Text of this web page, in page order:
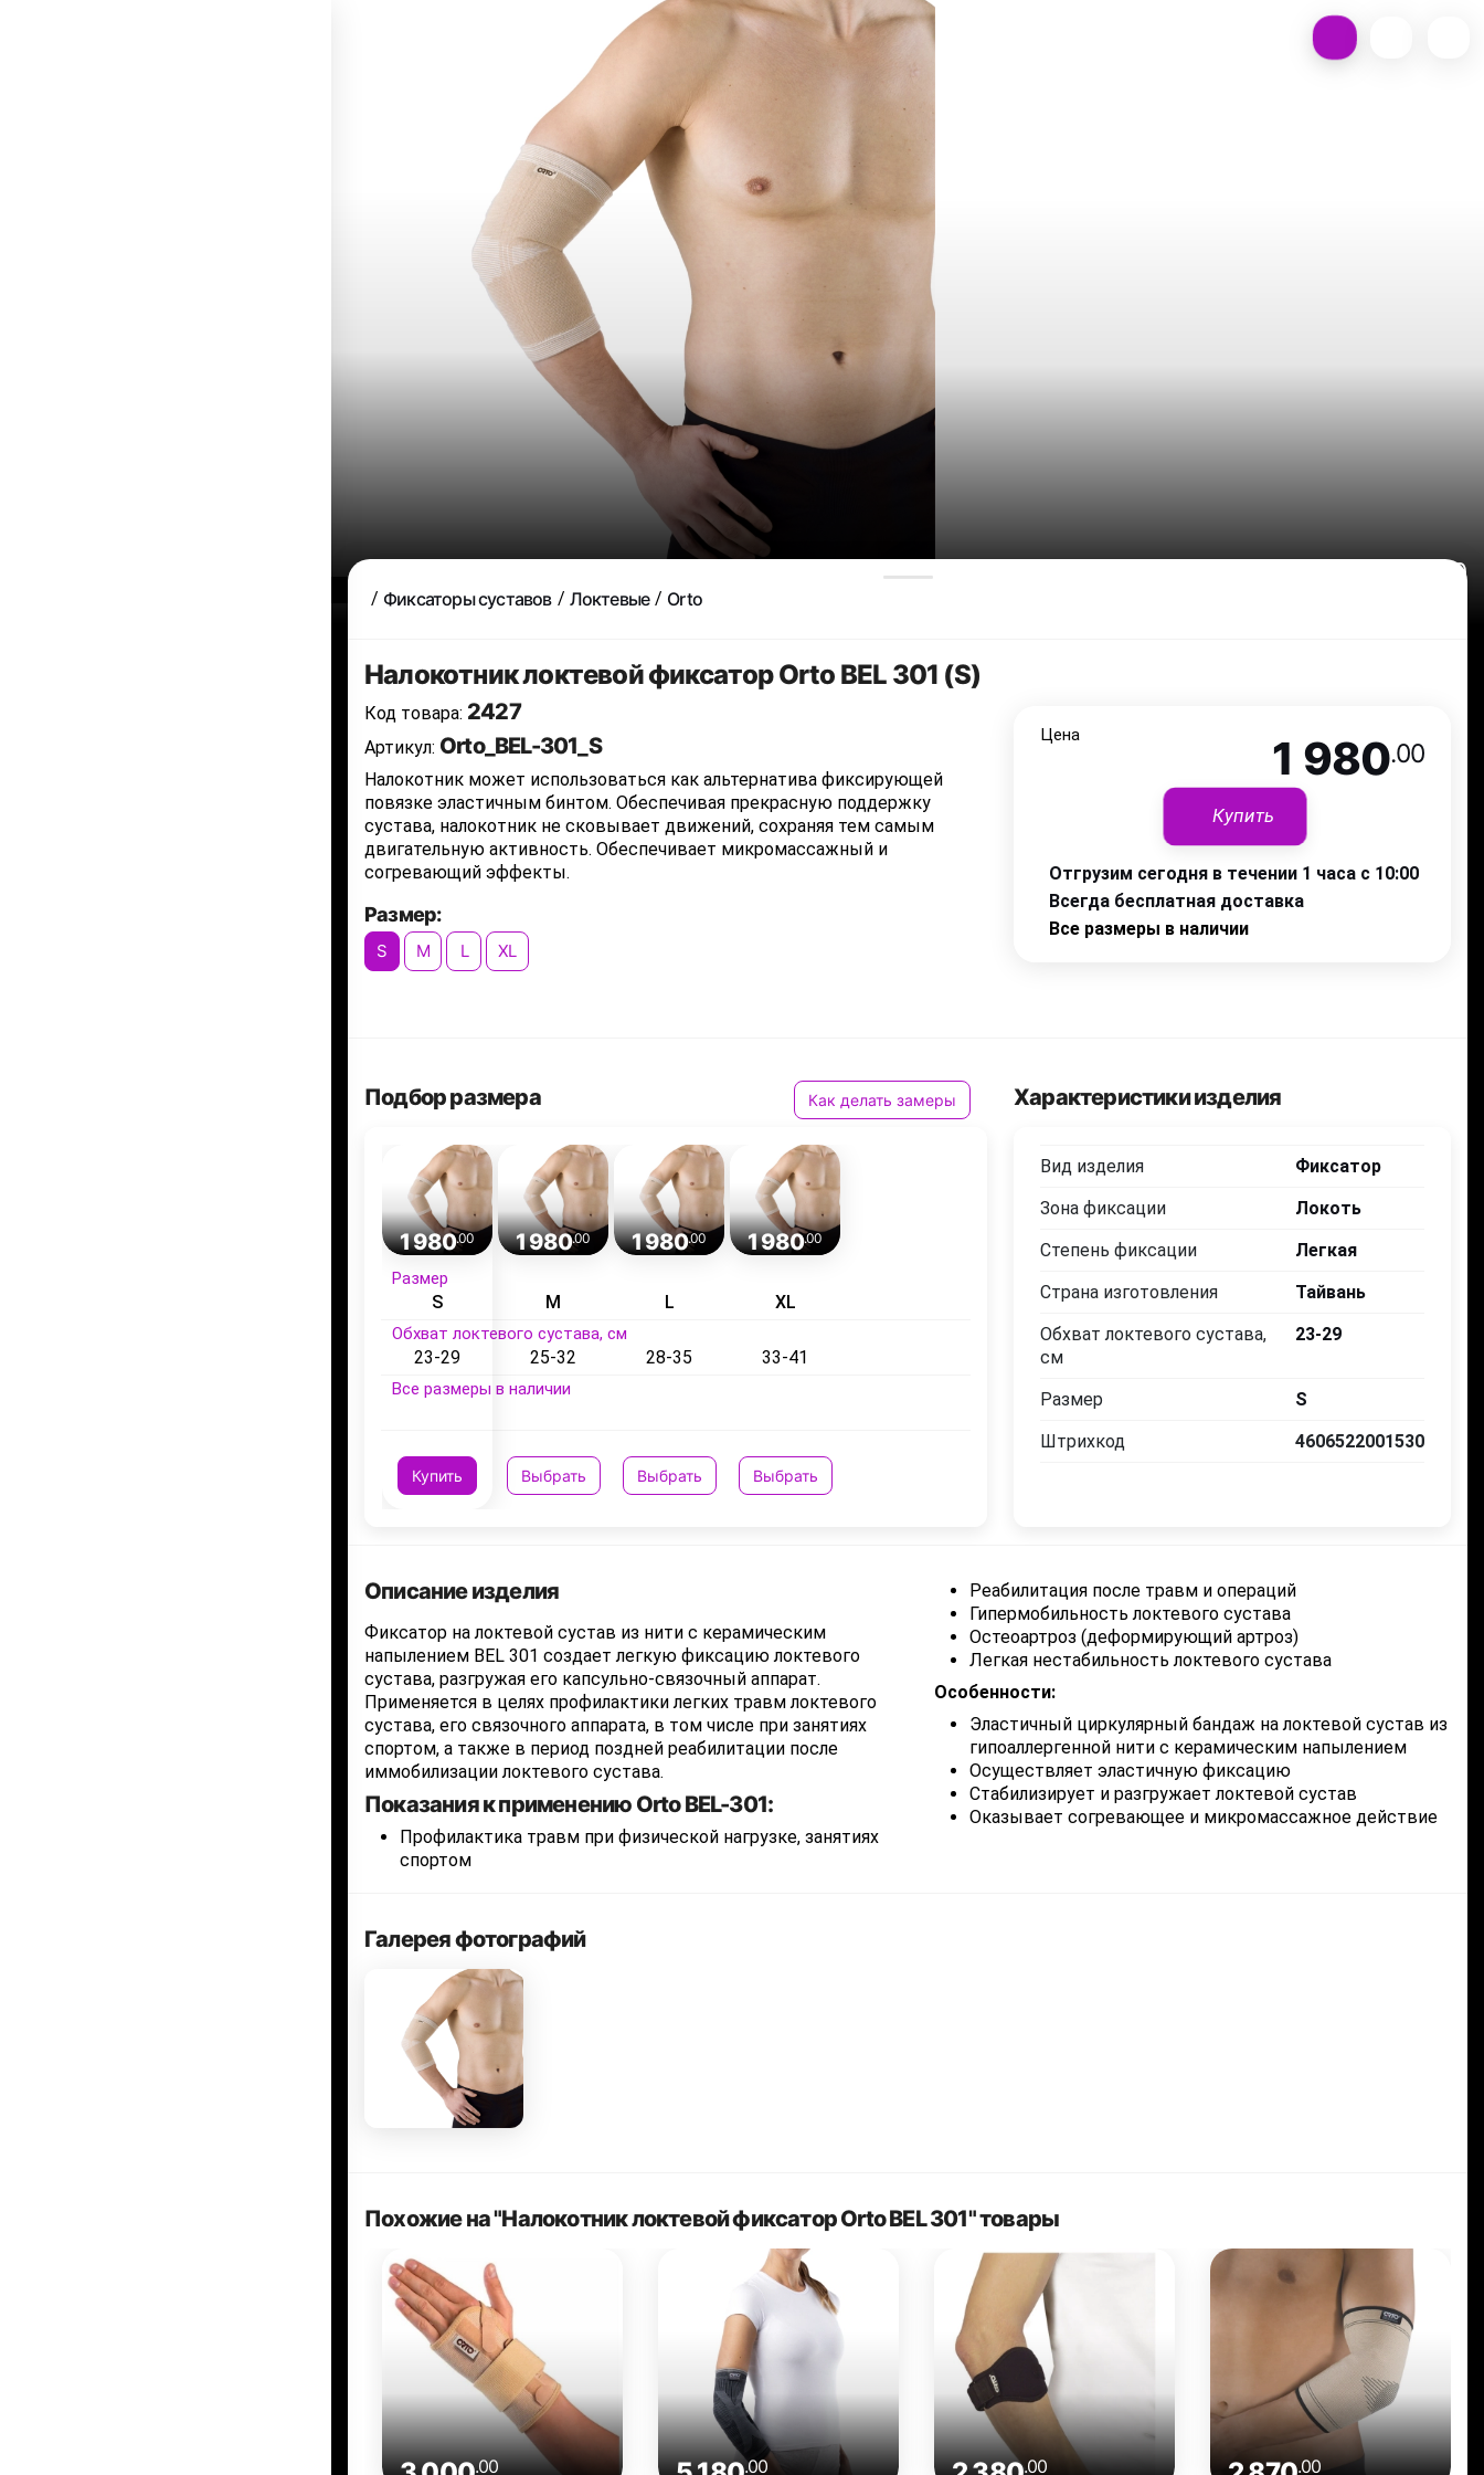
1 980 .00
Фиксаторы суставов Локтевые Orto
Налокотник локтевой фиксатор Orto BEL 301 (S)
Код товара: 2427
Артикул: Orto_BEL-301_S
Налокотник может использоваться как альтернатива фиксирующей
повязке эластичным бинтом. Обеспечивая прекрасную поддержку
сустава, налокотник не сковывает движений, сохраняя тем самым
двигательную активность. Обеспечивает микромассажный и
согревающий эффекты.
Размер:
S M L XL
Цена 1 980.00
Купить
Отгрузим сегодня в течении 1 часа с 10:00
Всегда бесплатная доставка
Все размеры в наличии
Подбор размера Как делать замеры
Размер
Обхват локтевого сустава, см
Все размеры в наличии
1 980.00
S
23-29
Купить
1 980.00
M
25-32
Выбрать
1 980.00
L
28-35
Выбрать
1 980.00
XL
33-41
Выбрать
Характеристики изделия
Вид изделия
Фиксатор
Зона фиксации
Локоть
Степень фиксации
Легкая
Страна изготовления
Тайвань
Обхват локтевого сустава,
см
23-29
Размер
S
Штрихкод
4606522001530
Описание изделия
Фиксатор на локтевой сустав из нити с керамическим
напылением BEL 301 создает легкую фиксацию локтевого
сустава, разгружая его капсульно-связочный аппарат.
Применяется в целях профилактики легких травм локтевого
сустава, его связочного аппарата, в том числе при занятиях
спортом, а также в период поздней реабилитации после
иммобилизации локтевого сустава.
Показания к применению Orto BEL-301:
Профилактика травм при физической нагрузке, занятиях
спортом
Реабилитация после травм и операций
Гипермобильность локтевого сустава
Остеоартроз (деформирующий артроз)
Легкая нестабильность локтевого сустава
Особенности:
Эластичный циркулярный бандаж на локтевой сустав из
гипоаллергенной нити с керамическим напылением
Осуществляет эластичную фиксацию
Стабилизирует и разгружает локтевой сустав
Оказывает согревающее и микромассажное действие
Галерея фотографий
Похожие на "Налокотник локтевой фиксатор Orto BEL 301" товары
.00 .00 .00 .00